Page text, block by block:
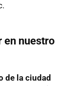
en nuestro
de la ciudad